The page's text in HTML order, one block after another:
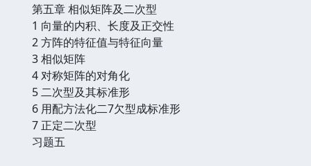
第五章 相似矩阵及二次型
1 向量的内积、长度及正交性
2 方阵的特征值与特征向量
3 相似矩阵
4 对称矩阵的对角化
5 二次型及其标准形
6 用配方法化二7欠型成标准形
7 正定二次型
习题五